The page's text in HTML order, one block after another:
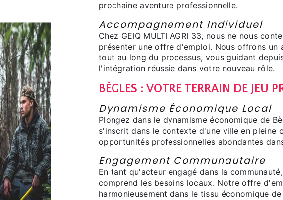
prochaine aventure professionnelle.
Accompagnement Individuel
Chez GEIQ MULTI AGRI 33, nous ne nous
présenter une offre d'emploi. Nous offrons un
tout au long du processus, vous guidant
l'intégration réussie dans votre nouveau rôle.
BÈGLES : VOTRE TERRAIN DE JEU
Dynamisme Économique Local
Plongez dans le dynamisme économique de
s'inscrit dans le contexte d'une ville en pleine
opportunités professionnelles abondantes
Engagement Communautaire
En tant qu'acteur engagé dans la communauté,
comprend les besoins locaux. Notre offre
harmonieusement dans le tissu économique